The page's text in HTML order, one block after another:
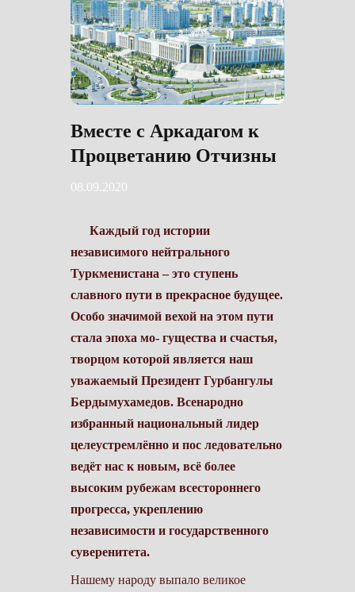
Вместе с Аркадагом к
Процветанию Отчизны
08.09.2020
Каждый год истории
независимого нейтрального
Туркменистана – это ступень
славного пути в прекрасное будущее.
Особо значимой вехой на этом пути
стала эпоха мо- гущества и счастья,
творцом которой является наш
уважаемый Президент Гурбангулы
Бердымухамедов. Всенародно
избранный национальный лидер
целеустремлённо и пос­ ледовательно
ведёт нас к новым, всё более
высоким рубежам всестороннего
прогресса, укреплению
независимости и государственного
суверенитета.
Нашему народу выпало великое